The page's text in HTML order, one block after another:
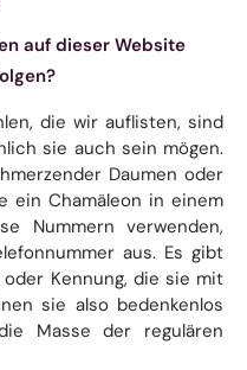
auf dieser Website
die wir auflisten, sind
sie auch sein mögen.
Daumen oder
ein Chamäleon in einem
Nummern verwenden,
aus. Es gibt
Kennung, die sie mit
sie also bedenkenlos
Masse der regulären